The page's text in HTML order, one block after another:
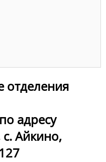
отделения
адресу
Айкино,